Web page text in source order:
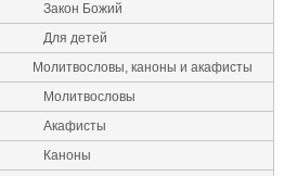
Закон Божий
Для детей
Молитвословы, каноны и акафисты
Молитвословы
Акафисты
Каноны